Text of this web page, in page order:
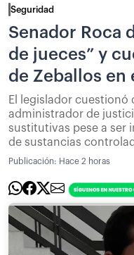
Seguridad
Senador Roca
de jueces” y
de Zeballos en
El legislador cuestionó
administrador de
sustitutivas pese a ser
de sustancias
Publicación: Hace 2 horas